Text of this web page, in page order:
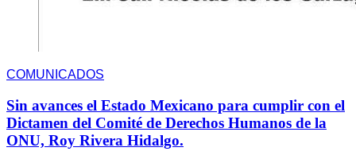
COMUNICADOS
Sin avances el Estado Mexicano para cumplir con el
Dictamen del Comité de Derechos Humanos de la
ONU, Roy Rivera Hidalgo.